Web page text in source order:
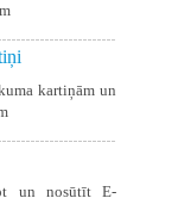
kartiņām un
un nosūtīt E-